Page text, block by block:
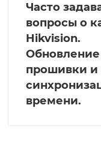
Часто
вопросы о
Hikvision.
Обновление
прошивки и
времени.